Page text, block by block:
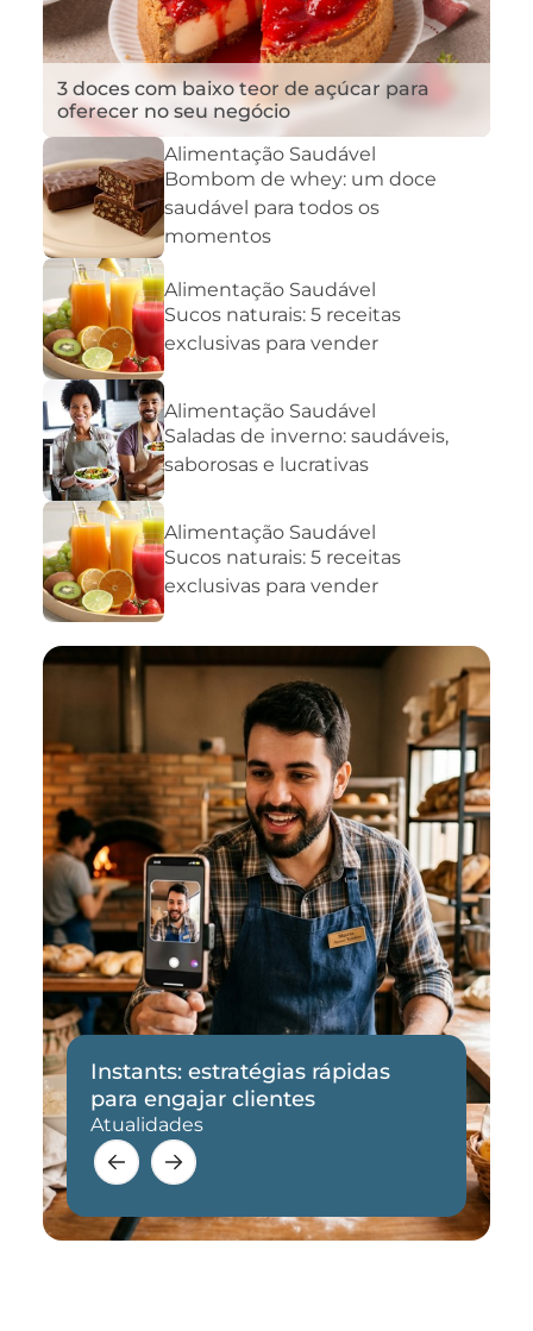
3 doces com baixo teor de açúcar para
oferecer no seu negócio
Alimentação Saudável
Bombom de whey: um doce
saudável para todos os
momentos
Alimentação Saudável
Sucos naturais: 5 receitas
exclusivas para vender
Alimentação Saudável
Saladas de inverno: saudáveis,
saborosas e lucrativas
Alimentação Saudável
Sucos naturais: 5 receitas
exclusivas para vender
Instants: estratégias rápidas
para engajar clientes
Atualidades